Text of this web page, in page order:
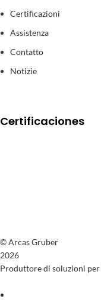
Certificazioni
Assistenza
Contatto
Notizie
Certificaciones
© Arcas Gruber
2026
Produttore di soluzioni per